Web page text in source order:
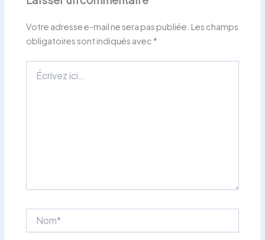
Votre adresse e-mail ne sera pas publiée. Les champs
obligatoires sont indiqués avec *
ici…